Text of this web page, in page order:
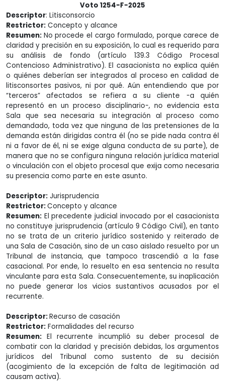
Voto 1254-F-2025
Descriptor: Litisconsorcio
Restrictor: Concepto y alcance
Resumen: No procede el cargo formulado, porque carece de
claridad y precisión en su exposición, lo cual es requerido para
su análisis de fondo (artículo 139.3 Código Procesal
Contencioso Administrativo). El casacionista no explica quién
o quiénes deberían ser integrados al proceso en calidad de
litisconsortes pasivos, ni por qué. Aún entendiendo que por
“terceros” afectados se refiera a su cliente -a quién
representó en un proceso disciplinario-, no evidencia esta
Sala que sea necesaria su integración al proceso como
demandado, toda vez que ninguna de las pretensiones de la
demanda están dirigidas contra él (no se pide nada contra él
ni a favor de él, ni se exige alguna conducta de su parte), de
manera que no se configura ninguna relación jurídica material
o vinculación con el objeto procesal que exija como necesaria
su presencia como parte en este asunto.
Descriptor: Jurisprudencia
Restrictor:Concepto y alcance
Resumen: El precedente judicial invocado por el casacionista
no constituye jurisprudencia (artículo 9 Código Civil), en tanto
no se trata de un criterio jurídico sostenido y reiterado de
una Sala de Casación, sino de un caso aislado resuelto por un
Tribunal de instancia, que tampoco trascendió a la fase
casacional. Por ende, lo resuelto en esa sentencia no resulta
vinculante para esta Sala. Consecuentemente, su inaplicación
no puede generar los vicios sustantivos acusados por el
recurrente.
Descriptor:Recurso de casación
Restrictor: Formalidades del recurso
Resumen: El recurrente incumplió su deber procesal de
combatir con la claridad y precisión debidas, los argumentos
jurídicos del Tribunal como sustento de su decisión
(acogimiento de la excepción de falta de legitimación ad
causam activa).